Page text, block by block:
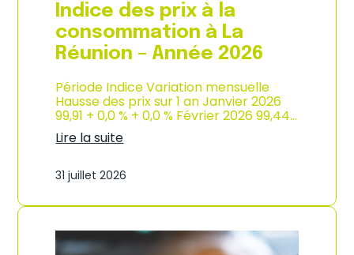
2
0
2
6
Indice des prix à la
consommation à La
Réunion – Année 2026
Période Indice Variation mensuelle
Hausse des prix sur 1 an Janvier 2026
99,91 + 0,0 % + 0,0 % Février 2026 99,44…
Lire la suite
n
i
e
31 juillet 2026